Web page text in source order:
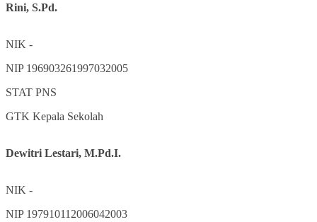
Rini, S.Pd.
NIK -
NIP 196903261997032005
STAT PNS
GTK Kepala Sekolah
Dewitri Lestari, M.Pd.I.
NIK -
NIP 197910112006042003